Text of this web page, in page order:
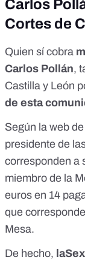
Carlos
Cortes de
Quien sí cobra
Carlos Pollán,
Castilla y León
de esta
Según la web
presidente de
corresponden a
miembro de la
euros en 14
que
Mesa.
De hecho,